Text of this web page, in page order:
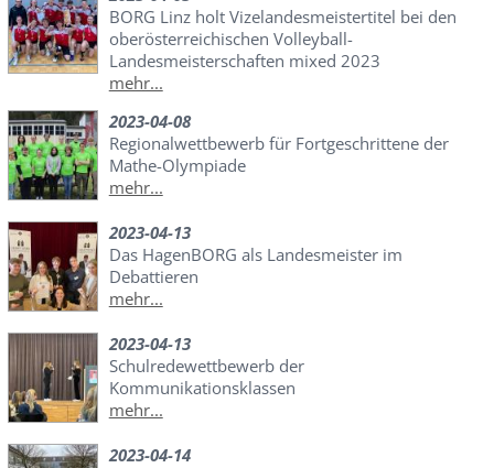
BORG Linz holt Vizelandesmeistertitel bei den
oberösterreichischen Volleyball-
Landesmeisterschaften mixed 2023
mehr...
2023-04-08
Regionalwettbewerb für Fortgeschrittene der
Mathe-Olympiade
mehr...
2023-04-13
Das HagenBORG als Landesmeister im
Debattieren
mehr...
2023-04-13
Schulredewettbewerb der
Kommunikationsklassen
mehr...
2023-04-14